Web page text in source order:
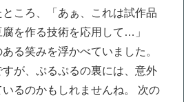
ころ、「あぁ、これは試作品
を作る技術を応用して…」
る笑みを浮かべていました。
が、ぷるぷるの裏には、意外
るのかもしれませんね。 次の